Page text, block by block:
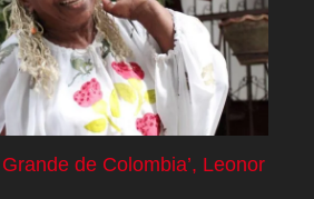
de Colombia’, Leonor